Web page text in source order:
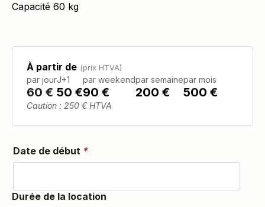
Capacité 60 kg
À partir de (prix HTVA)
par jour
60 €
J+1
50 €
par weekend
90 €
par semaine
200 €
par mois
500 €
Caution : 250 € HTVA
Date de début *